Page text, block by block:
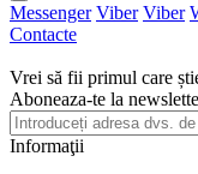
Messenger Viber Viber
Contacte
Vrei să fii primul care
Aboneaza-te la
Informaţii